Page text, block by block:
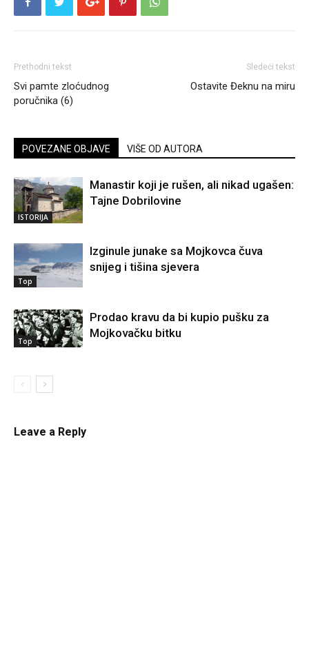
Prethodni tekst
Svi pamte zloćudnog
poručnika (6)
Sledeći tekst
Ostavite Đeknu na miru
POVEZANE OBJAVE VIŠE OD AUTORA
ISTORIJA
Manastir koji je rušen, ali nikad ugašen:
Tajne Dobrilovine
Top
Izginule junake sa Mojkovca čuva
snijeg i tišina sjevera
Top
Prodao kravu da bi kupio pušku za
Mojkovačku bitku
Leave a Reply